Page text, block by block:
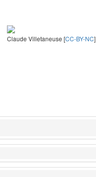
Claude Villetaneuse [CC-BY-NC]